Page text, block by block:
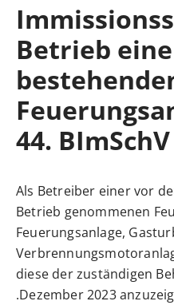
Betrieb
44.
Als Betreiber einer vor
Betrieb genommenen
Feuerungsanlage,
diese der zuständigen
Dezember 2023